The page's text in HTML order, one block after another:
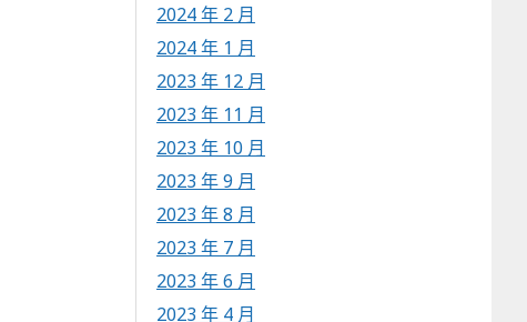
2024 年 2 月
2024 年 1 月
2023 年 12 月
2023 年 11 月
2023 年 10 月
2023 年 9 月
2023 年 8 月
2023 年 7 月
2023 年 6 月
2023 年 4 月